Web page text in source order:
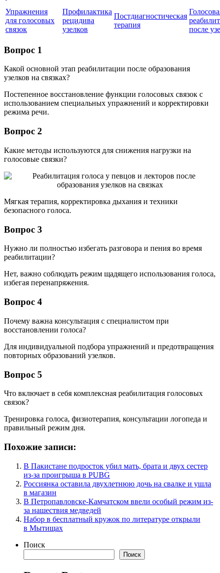
Упражнения
для голосовых
связок
Профилактика
рецидива
узелков
Постдиагностическая
терапия
после
Вопрос 1
Какой основной этап реабилитации после образования
узелков на связках?
Постепенное восстановление функции голосовых связок с
использованием специальных упражнений и корректировки
режима речи.
Вопрос 2
Какие методы используются для снижения нагрузки на
голосовые связки?
Мягкая терапия, корректировка дыхания и техники
безопасного голоса.
Вопрос 3
Нужно ли полностью избегать разговора и пения во время
реабилитации?
Нет, важно соблюдать режим щадящего использования голоса,
избегая перенапряжения.
Вопрос 4
Почему важна консультация с специалистом при
восстановлении голоса?
Для индивидуальной подбора упражнений и предотвращения
повторных образований узелков.
Вопрос 5
Что включает в себя комплексная реабилитация голосовых
связок?
Тренировка голоса, физиотерапия, консультации логопеда и
правильный режим дня.
Похожие записи:
В Пакистане подросток убил мать, брата и двух сестер
из-за проигрыша в PUBG
Россиянка оставила двухлетнюю дочь на свалке и ушла
в магазин
В Петропавловске-Камчатском ввели особый режим из-
за нашествия медведей
Набор в бесплатный кружок по литературе открыли
в Мытищах
Поиск
Поиск